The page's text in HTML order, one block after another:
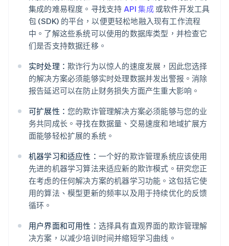
集成的难易程度。寻找支持 API 集成或软件开发工具
包 (SDK) 的平台，以便更轻松地融入现有工作流程
中。了解这些系统可以使用的数据库类型，并检查它
们是否支持数据迁移。
实时处理： 欺诈行为以惊人的速度发展，因此您选择
的解决方案必须能够实时处理数据并发出警报。消除
报告延迟可以在防止财务损失方面产生重大影响。
可扩展性： 您的欺诈管理解决方案必须能够与您的业
务共同成长。寻找在数据量、交易速度和地域扩展方
面能够轻松扩展的系统。
机器学习和适应性： 一个好的欺诈管理系统应该使用
先进的机器学习算法来适应新的欺诈模式。研究您正
在考虑的任何解决方案的机器学习功能。这包括它使
用的算法、模型更新的频率以及用于持续优化的反馈
循环。
用户界面和可用性： 选择具有直观界面的欺诈管理解
决方案，以减少培训时间并缩短学习曲线。